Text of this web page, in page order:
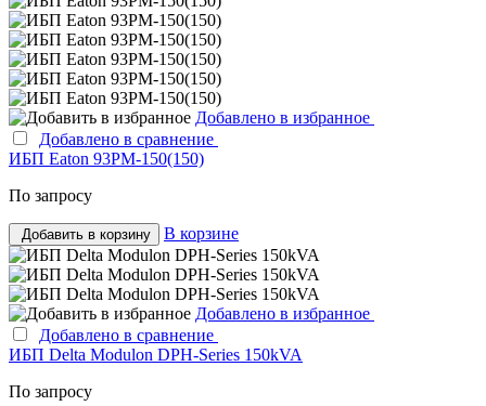
Добавлено в избранное
Добавлено в сравнение
ИБП Eaton 93PM-150(150)
По запросу
Добавить в корзину В корзине
Добавлено в избранное
Добавлено в сравнение
ИБП Delta Modulon DPH-Series 150kVA
По запросу